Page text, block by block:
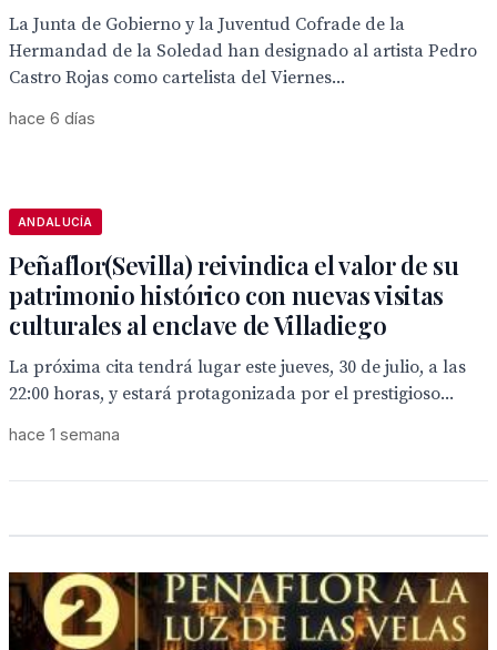
La Junta de Gobierno y la Juventud Cofrade de la
Hermandad de la Soledad han designado al artista Pedro
Castro Rojas como cartelista del Viernes...
hace 6 días
ANDALUCÍA
Peñaflor(Sevilla) reivindica el valor de su
patrimonio histórico con nuevas visitas
culturales al enclave de Villadiego
La próxima cita tendrá lugar este jueves, 30 de julio, a las
22:00 horas, y estará protagonizada por el prestigioso...
hace 1 semana